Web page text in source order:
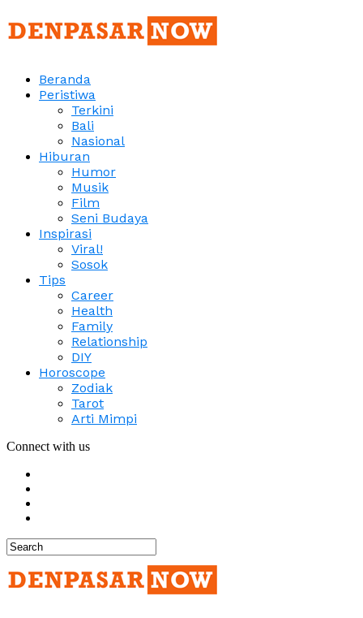
Beranda
Peristiwa
Terkini
Bali
Nasional
Hiburan
Humor
Musik
Film
Seni Budaya
Inspirasi
Viral!
Sosok
Tips
Career
Health
Family
Relationship
DIY
Horoscope
Zodiak
Tarot
Arti Mimpi
Connect with us